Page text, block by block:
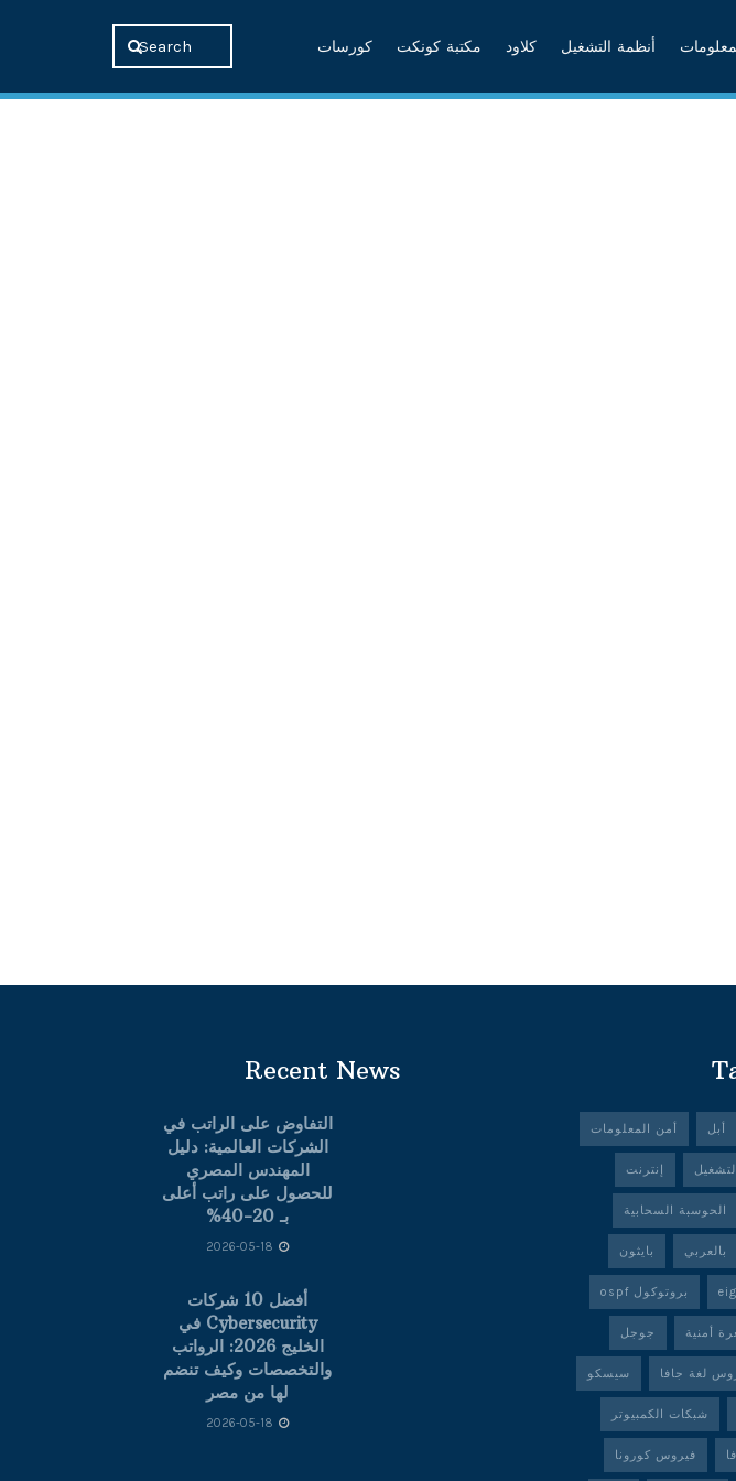
أنظمة التشغيل كلاود مكتبة كونكت كورسات
أبل أمن المعلومات
إنترنت
الحوسبة السحابية
بالعربي بايثون
بروتوكول ospf
أمنية جوجل
لغة جافا سيسكو
شبكات الكمبيوتر
فيروس كورونا
Recent News
التفاوض على الراتب في
الشركات العالمية: دليل
المهندس المصري
للحصول على راتب أعلى
بـ 20-40%
أفضل 10 شركات
Cybersecurity في
الخليج 2026: الرواتب
والتخصصات وكيف تنضم
لها من مصر